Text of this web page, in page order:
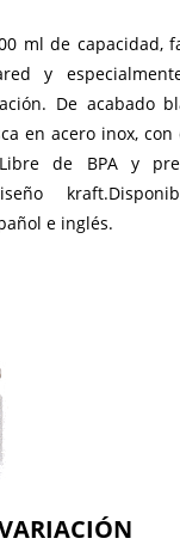
ml de capacidad,
y
De acabado
en acero inox,
de BPA y
e inglés.